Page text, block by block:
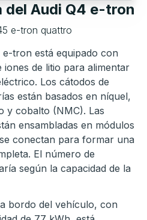
del Audi Q4 e-tron
e-tron quattro
e-tron está equipado con
iones de litio para alimentar
Los cátodos de
están basados en níquel,
y cobalto (NMC). Las
ensambladas en módulos
conectan para formar una
El número de
según la capacidad de la
bordo del vehículo, con